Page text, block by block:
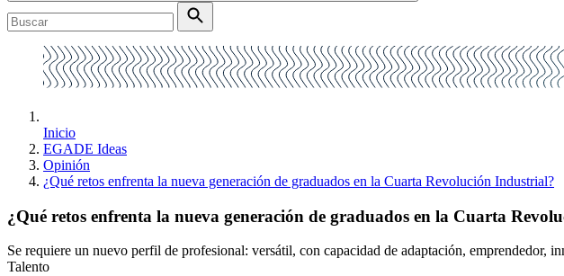
Inicio
EGADE Ideas
Opinión
¿Qué retos enfrenta la nueva generación de graduados en la Cuarta Revolución Industrial?
¿Qué retos enfrenta la nueva generación de graduados en la Cuarta
Se requiere un nuevo perfil de profesional: versátil, con capacidad de adaptación, emprendedor,
Talento